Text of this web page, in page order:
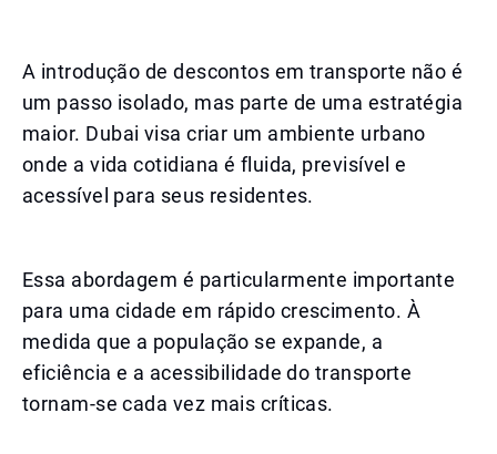
A introdução de descontos em transporte não é
um passo isolado, mas parte de uma estratégia
maior. Dubai visa criar um ambiente urbano
onde a vida cotidiana é fluida, previsível e
acessível para seus residentes.
Essa abordagem é particularmente importante
para uma cidade em rápido crescimento. À
medida que a população se expande, a
eficiência e a acessibilidade do transporte
tornam-se cada vez mais críticas.